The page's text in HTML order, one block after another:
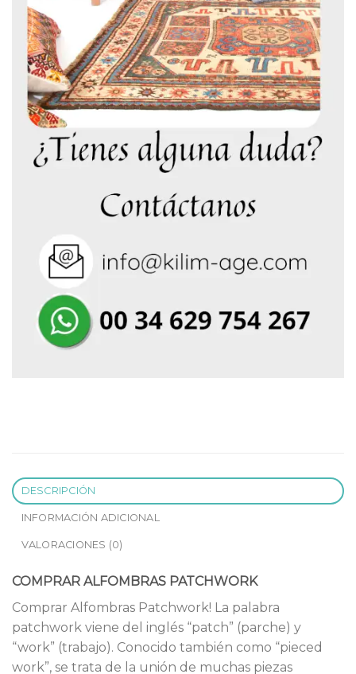
DESCRIPCIÓN
INFORMACIÓN ADICIONAL
VALORACIONES (0)
COMPRAR ALFOMBRAS PATCHWORK
Comprar Alfombras Patchwork! La palabra
patchwork viene del inglés “patch” (parche) y
“work” (trabajo). Conocido también como “pieced
work”, se trata de la unión de muchas piezas